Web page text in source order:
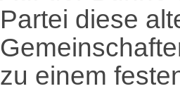
Partei diese
zu einem